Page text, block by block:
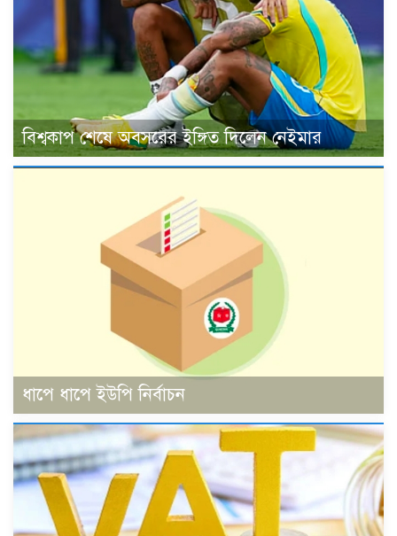
বিশ্বকাপ শেষে অবসরের ইঙ্গিত দিলেন নেইমার
ধাপে ধাপে ইউপি নির্বাচন